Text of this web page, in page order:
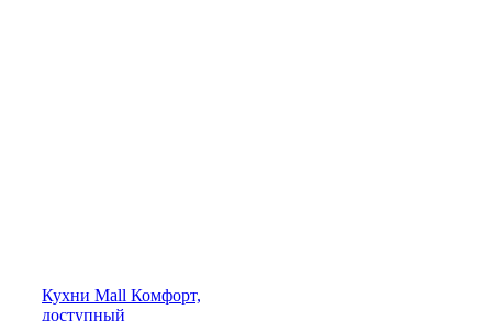
Кухни Mall Комфорт,
доступный